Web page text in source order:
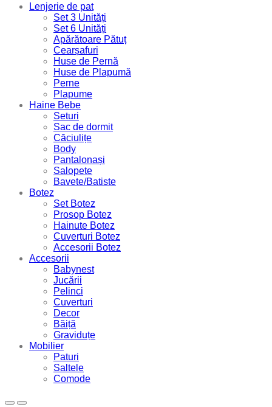
Lenjerie de pat
Set 3 Unități
Set 6 Unități
Apărătoare Pătuț
Cearșafuri
Huse de Pernă
Huse de Plapumă
Perne
Plapume
Haine Bebe
Seturi
Sac de dormit
Căciulițe
Body
Pantalonași
Salopete
Bavete/Batiste
Botez
Set Botez
Prosop Botez
Hainute Botez
Cuverturi Botez
Accesorii Botez
Accesorii
Babynest
Jucării
Pelinci
Cuverturi
Decor
Băiță
Graviduțe
Mobilier
Paturi
Saltele
Comode